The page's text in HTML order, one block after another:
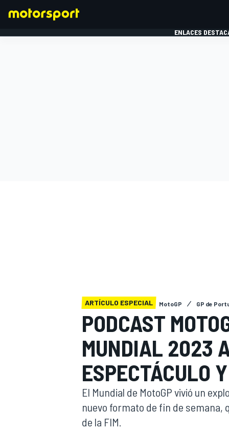
WEC FÓRMULA E
ENLACES
ARTÍCULO ESPECIAL MotoGP GP de
PODCAST
MUNDIAL 2023
ESPECTÁCULO
El Mundial de MotoGP vivió un
nuevo formato de fin de semana,
de la FIM.